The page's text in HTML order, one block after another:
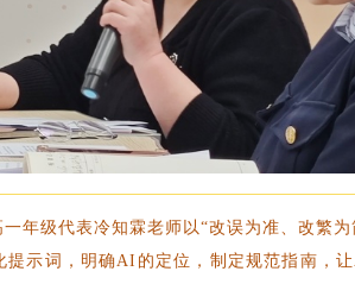
年级代表冷知霖老师以“改误为准、改繁
示词，明确AI的定位，制定规范指南，